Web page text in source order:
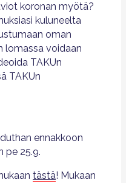
koronan myötä?
kuluneelta
oman
lomassa voidaan
TAKUn
TAKUn
ennakkoon
pe 25.9.
tästä! Mukaan